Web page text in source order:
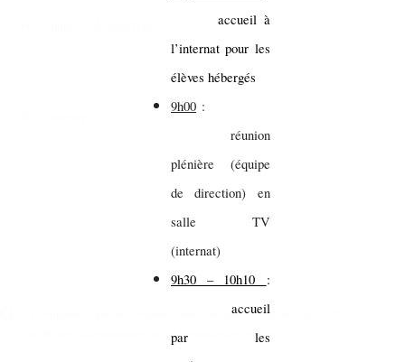
accueil à
l’internat pour les
élèves hébergés
9h00 :
réunion
plénière (équipe
de direction) en
salle TV
(internat)
9h30 – 10h10 :
accueil
par les
Je comprends que les données saisies ne seront utilisées qu'aux fins
exclusives du traitement de ma demande de contact.